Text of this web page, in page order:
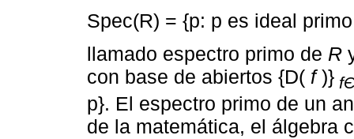
Spec(R) = {p: p es ideal
llamado espectro primo de R
con base de abiertos {D( f)}
p}. El espectro primo de un
de la matemática, el álgebra